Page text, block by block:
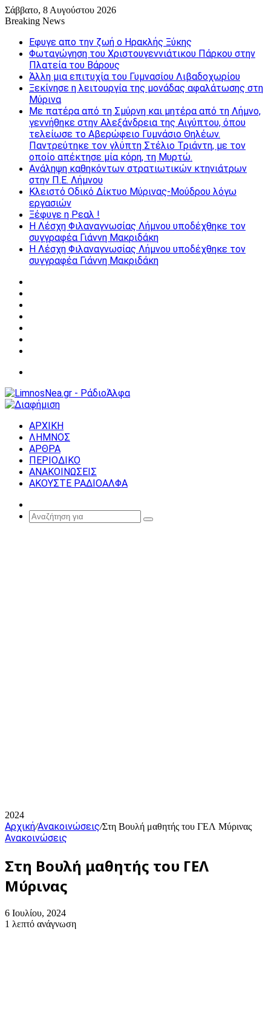
Σάββατο, 8 Αυγούστου 2026
Breaking News
Εφυγε απο την ζωή o Ηρακλής Ξύκης
Φωταγώγηση του Χριστουγεννιάτικου Πάρκου στην
Πλατεία του Βάρους
Άλλη μια επιτυχία του Γυμνασίου Λιβαδοχωρίου
Ξεκίνησε η λειτουργία της μονάδας αφαλάτωσης στη
Μύρινα
Με πατέρα από τη Σμύρνη και μητέρα από τη Λήμνο,
γεννήθηκε στην Αλεξάνδρεια της Αιγύπτου, όπου
τελείωσε το Αβερώφειο Γυμνάσιο Θηλέων.
Παντρεύτηκε τον γλύπτη Στέλιο Τριάντη, με τον
οποίο απέκτησε μία κόρη, τη Μυρτώ.
Ανάληψη καθηκόντων στρατιωτικών κτηνιάτρων
στην Π.Ε. Λήμνου
Κλειστό Οδικό Δίκτυο Μύρινας-Μούδρου λόγω
εργασιών
Ξέφυγε η Ρεαλ !
Η Λέσχη Φιλαναγνωσίας Λήμνου υποδέχθηκε τον
συγγραφέα Γιάννη Μακριδάκη
Η Λέσχη Φιλαναγνωσίας Λήμνου υποδέχθηκε τον
συγγραφέα Γιάννη Μακριδάκη
ΑΡΧΙΚΗ
ΛΗΜΝΟΣ
ΑΡΘΡΑ
ΠΕΡΙΟΔΙΚΟ
ΑΝΑΚΟΙΝΩΣΕΙΣ
ΑΚΟΥΣΤΕ ΡΑΔΙΟΑΛΦΑ
Article
Αναζήτηση
2024
Αρχική/Ανακοινώσεις/Στη Βουλή μαθητής του ΓΕΛ Μύρινας
Ανακοινώσεις
Στη Βουλή μαθητής του ΓΕΛ
Μύρινας
6 Ιουλίου, 2024
1 λεπτό ανάγνωση